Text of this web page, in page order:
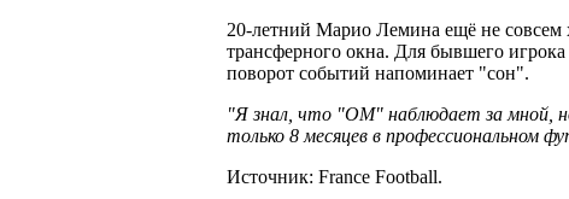
20-летний Марио Лемина ещё не
трансферного окна. Для бывшего
поворот событий напоминает "сон".
"Я знал, что "ОМ" наблюдает за мной,
только 8 месяцев в профессиональном
Источник: France Football.